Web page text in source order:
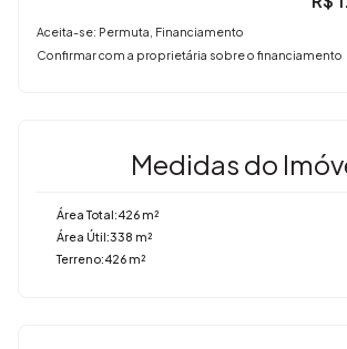
Aceita-se: Permuta, Financiamento
Confirmar com a proprietária sobre o financiamento
Medidas do
Área Total:426 m²
Área Útil:338 m²
Terreno:426 m²